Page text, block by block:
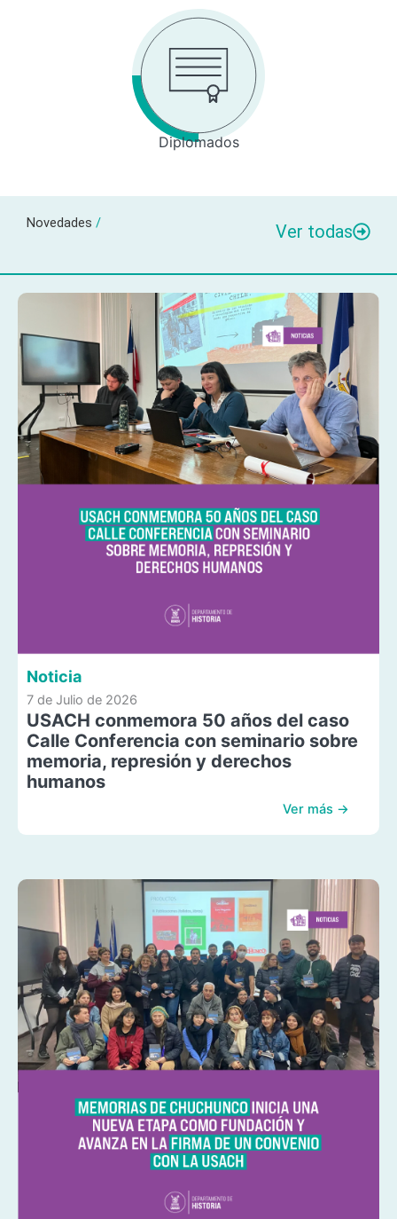
Diplomados
Novedades / Ver todas
Noticia
7 de Julio de 2026
USACH conmemora 50 años del caso
Calle Conferencia con seminario sobre
memoria, represión y derechos
humanos
Ver más →